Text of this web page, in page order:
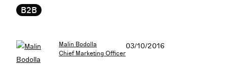
B2B
Malin Bodolla
Chief Marketing Officer
03/10/2016